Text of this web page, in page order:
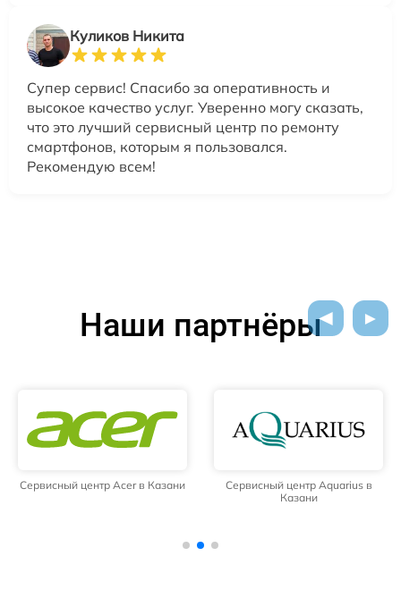
Куликов Никита
Супер сервис! Спасибо за оперативность и
высокое качество услуг. Уверенно могу сказать,
что это лучший сервисный центр по ремонту
смартфонов, которым я пользовался.
Рекомендую всем!
Наши партнёры
Сервисный центр Acer в Казани
Сервисный центр Aquarius в
Казани